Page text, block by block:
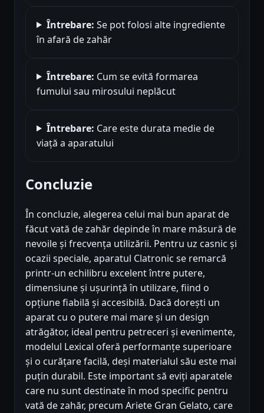
Întrebare: Se pot folosi alte ingrediente
în afară de zahăr
Întrebare: Cum se evită formarea
fumului sau mirosului neplăcut
Întrebare: Care este durata medie de
viață a aparatului
Concluzie
În concluzie, alegerea celui mai bun aparat de
făcut vată de zahăr depinde în mare măsură de
nevoile și frecvența utilizării. Pentru uz casnic și
ocazii speciale, aparatul Clatronic se remarcă
printr-un echilibru excelent între putere,
dimensiune și ușurință în utilizare, fiind o
opțiune fiabilă și accesibilă. Dacă dorești un
aparat cu o putere mai mare și un design
atrăgător, ideal pentru petreceri și evenimente,
modelul Lexical oferă performanțe superioare
și o curățare facilă, deși materialul său este mai
puțin durabil. Este important să eviți aparatele
care nu sunt destinate în mod specific pentru
vată de zahăr, precum Ariete Gran Gelato, care